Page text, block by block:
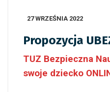
27 WRZEŚNIA 2022
Propozycja
TUZ Bezpieczna
swoje dziecko